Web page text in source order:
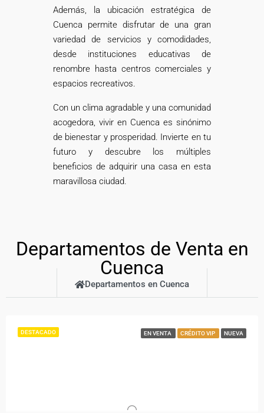
Además, la ubicación estratégica de
Cuenca permite disfrutar de una gran
variedad de servicios y comodidades,
desde instituciones educativas de
renombre hasta centros comerciales y
espacios recreativos.
Con un clima agradable y una comunidad
acogedora, vivir en Cuenca es sinónimo
de bienestar y prosperidad. Invierte en tu
futuro y descubre los múltiples
beneficios de adquirir una casa en esta
maravillosa ciudad.
Departamentos de Venta en
Cuenca
Departamentos en Cuenca
DESTACADO EN VENTA CRÉDITO VIP NUEVA